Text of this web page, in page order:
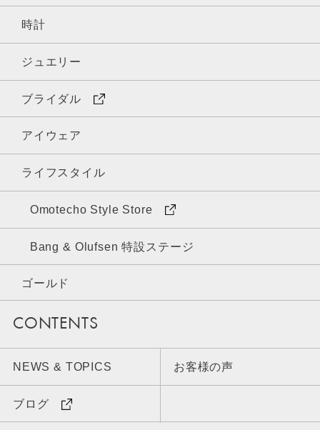
時計
ジュエリー
ブライダル
アイウェア
ライフスタイル
Omotecho Style Store
Bang & Olufsen 特設ステージ
ゴールド
CONTENTS
NEWS & TOPICS お客様の声
ブログ